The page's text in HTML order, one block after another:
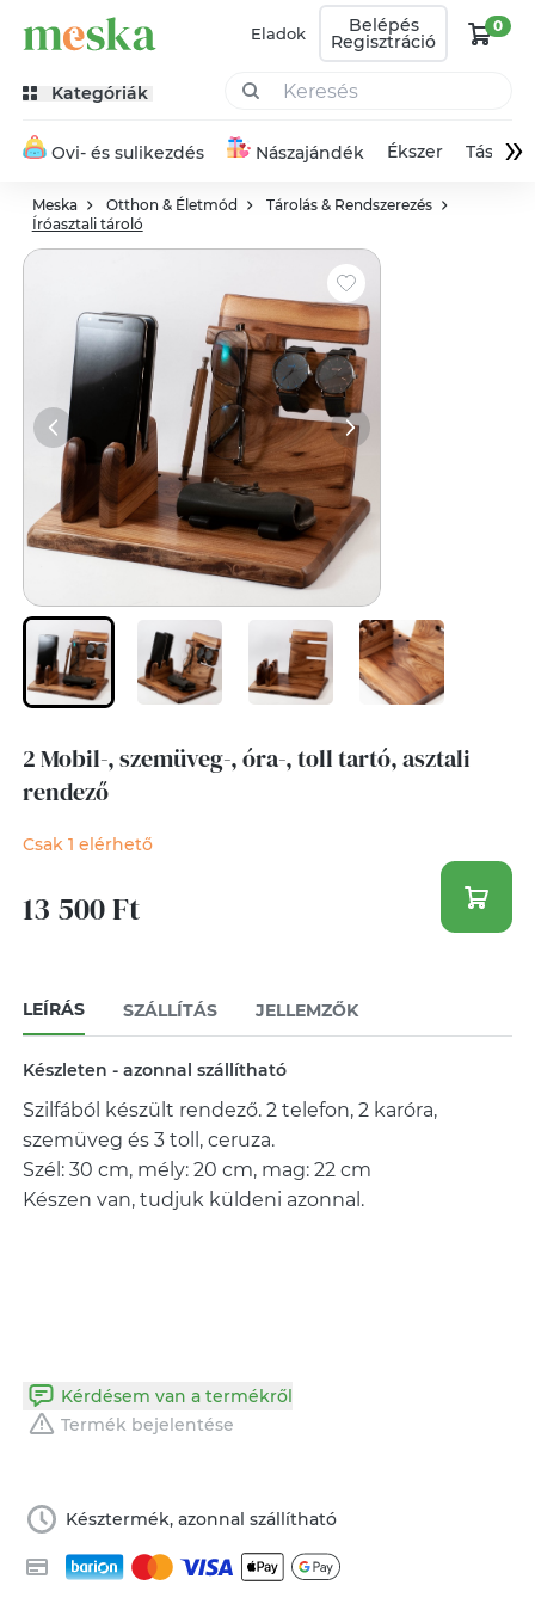
Eladok Belépés
Regisztráció
0
Kategóriák
Ovi- és sulikezdés Nászajándék Ékszer Táska»
Meska Otthon & Életmód
Tárolás & Rendszerezés
Íróasztali tároló
2 Mobil-, szemüveg-, óra-, toll tartó, asztali
rendező
Csak 1 elérhető
13 500 Ft
LEÍRÁS SZÁLLÍTÁS JELLEMZŐK
Készleten - azonnal szállítható
Szilfából készült rendező. 2 telefon, 2 karóra,
szemüveg és 3 toll, ceruza.
Szél: 30 cm, mély: 20 cm, mag: 22 cm
Készen van, tudjuk küldeni azonnal.
Kérdésem van a termékről
Termék bejelentése
Késztermék, azonnal szállítható